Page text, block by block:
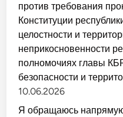
против требования
Конституции
целостности и
неприкосновенности
полномочиях главы
безопасности и
10.06.2026
Я обращаюсь